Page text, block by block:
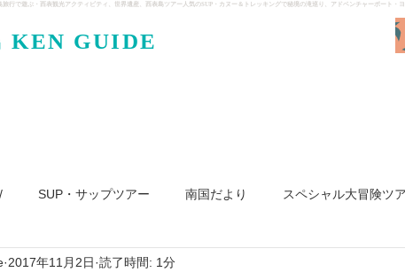
行で遊ぶ・西表観光アクティビティ、世界遺産、西表島ツアー人気のSUP・カヌー＆トレッキングで秘境の滝巡り、アドベンチャーボート・
KEN GUIDE
SUP・サップツアー 南国だより スペシャル大冒険ツ
パナリ島 ヨット
2017年11月2日 読了時間: 1分